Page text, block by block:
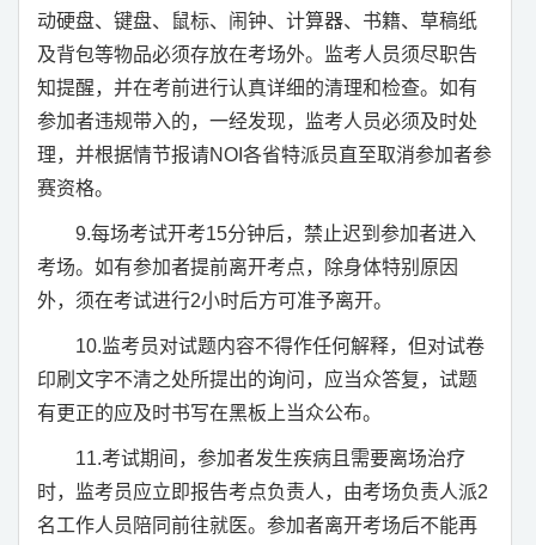
动硬盘、键盘、鼠标、闹钟、计算器、书籍、草稿纸
及背包等物品必须存放在考场外。监考人员须尽职告
知提醒，并在考前进行认真详细的清理和检查。如有
参加者违规带入的，一经发现，监考人员必须及时处
理，并根据情节报请NOI 各省特派员直至取消参加者参
赛资格。
9.每场考试开考15分钟后，禁止迟到参加者进入
考场。如有参加者提前离开考点，除身体特别原因
外，须在考试进行2小时后方可准予离开。
10.监考员对试题内容不得作任何解释，但对试卷
印刷文字不清之处所提出的询问，应当众答复，试题
有更正的应及时书写在黑板上当众公布。
11.考试期间，参加者发生疾病且需要离场治疗
时，监考员应立即报告考点负责人，由考场负责人派2
名工作人员陪同前往就医。参加者离开考场后不能再